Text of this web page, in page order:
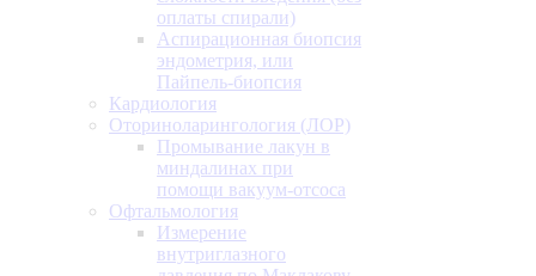
оплаты спирали)
Аспирационная биопсия
эндометрия, или
Пайпель-биопсия
Кардиология
Оториноларингология (ЛОР)
Промывание лакун в
миндалинах при
помощи вакуум-отсоса
Офтальмология
Измерение
внутриглазного